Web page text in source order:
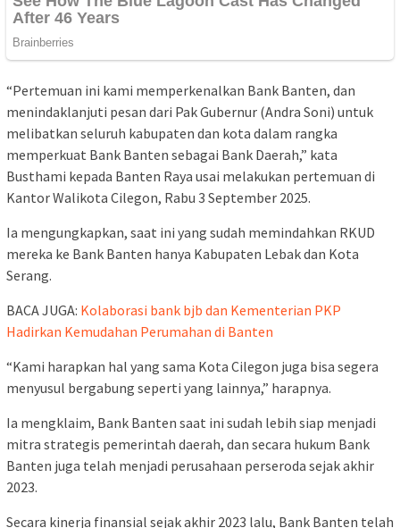
“Pertemuan ini kami memperkenalkan Bank Banten, dan
menindaklanjuti pesan dari Pak Gubernur (Andra Soni) untuk
melibatkan seluruh kabupaten dan kota dalam rangka
memperkuat Bank Banten sebagai Bank Daerah,” kata
Busthami kepada Banten Raya usai melakukan pertemuan di
Kantor Walikota Cilegon, Rabu 3 September 2025.
Ia mengungkapkan, saat ini yang sudah memindahkan RKUD
mereka ke Bank Banten hanya Kabupaten Lebak dan Kota
Serang.
BACA JUGA: Kolaborasi bank bjb dan Kementerian PKP
Hadirkan Kemudahan Perumahan di Banten
“Kami harapkan hal yang sama Kota Cilegon juga bisa segera
menyusul bergabung seperti yang lainnya,” harapnya.
Ia mengklaim, Bank Banten saat ini sudah lebih siap menjadi
mitra strategis pemerintah daerah, dan secara hukum Bank
Banten juga telah menjadi perusahaan perseroda sejak akhir
2023.
Secara kinerja finansial sejak akhir 2023 lalu, Bank Banten telah